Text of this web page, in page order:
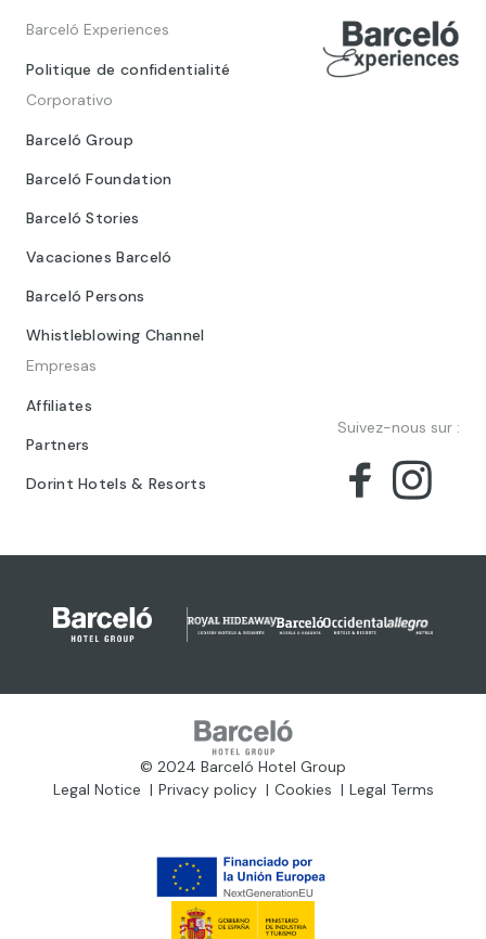
Barceló Experiences
Politique de confidentialité
Corporativo
Barceló Group
Barceló Foundation
Barceló Stories
Vacaciones Barceló
Barceló Persons
Whistleblowing Channel
Empresas
Affiliates
Partners
Dorint Hotels & Resorts
Suivez-nous sur :
© 2024 Barceló Hotel Group
Legal Notice
Privacy policy Cookies Legal Terms